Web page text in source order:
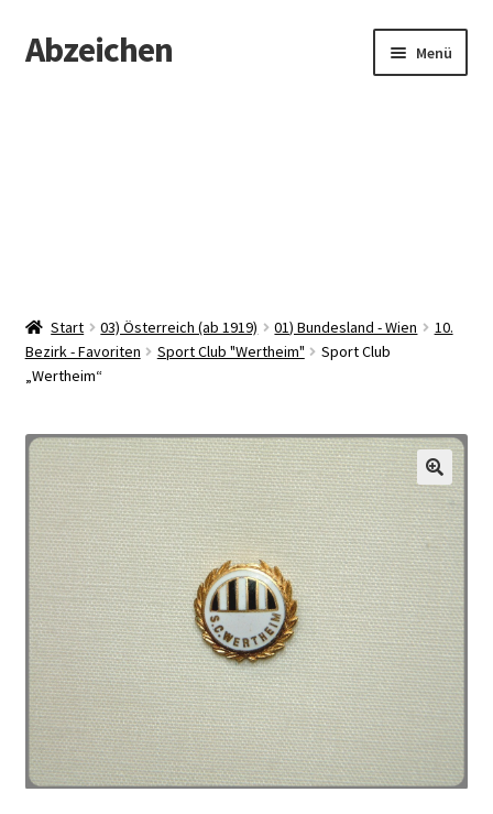
Zur
Navigation
Zum
Inhalt
Abzeichen Menü
Start 03) Österreich (ab 1919) 01) Bundesland - Wien
10.
Bezirk - Favoriten
Sport Club "Wertheim"
Sport Club
„Wertheim“